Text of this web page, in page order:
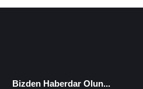
Bizden Haberdar Olun...